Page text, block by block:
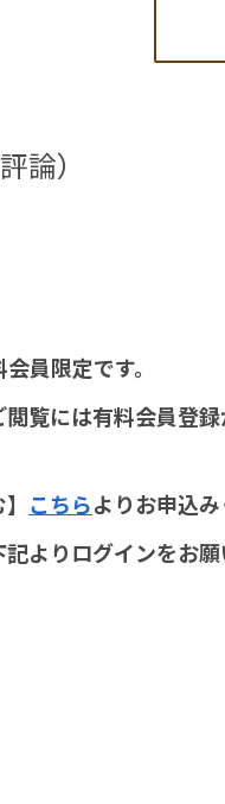
論）
員限定です。
覧には有料会員登録
こちらよりお申込み
よりログインをお願